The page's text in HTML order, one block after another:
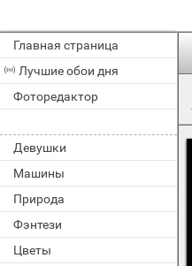
Главная страница
Лучшие обои дня
Фоторедактор
Девушки
Машины
Природа
Фэнтези
Цветы